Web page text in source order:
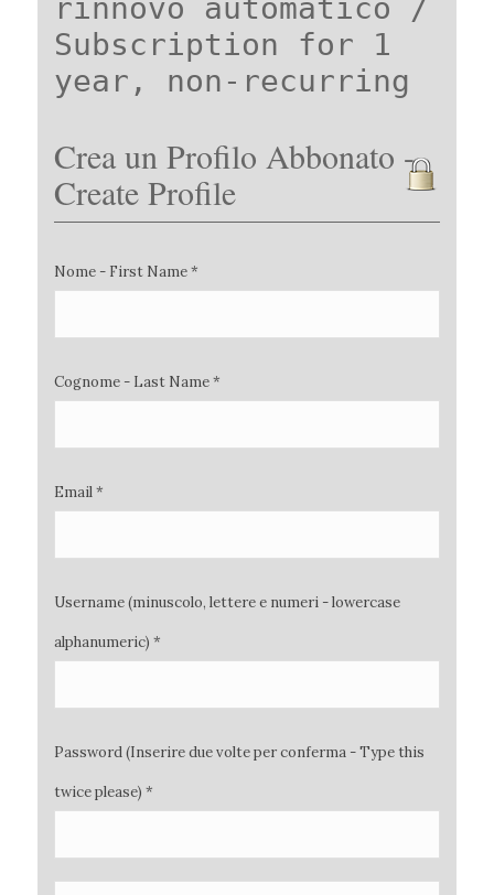
rinnovo automatico /
Subscription for 1
year, non-recurring
Crea un Profilo Abbonato -
Create Profile
Nome - First Name *
Cognome - Last Name *
Email *
Username (minuscolo, lettere e numeri - lowercase
alphanumeric) *
Password (Inserire due volte per conferma - Type this
twice please) *